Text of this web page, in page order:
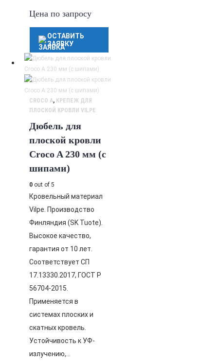
Цена по запросу
ОСТАВИТЬ
ЗАЯВКУ
CROCO A, КРЕПЕЖ ДЛЯ
ПЛОСКОЙ КРОВЛИ VILPE
Дюбель для
плоской кровли
Croco A 230 мм (с
шипами)
0 out of 5
Кровельный материал
Vilpe. Производство
Финляндия (SK Tuote).
Высокое качество,
гарантия от 10 лет.
Соответствует СП
17.13330.2017, ГОСТ Р
56704-2015.
Применяется в
системах плоских и
скатных кровель.
Устойчивость к УФ-
излучению,…